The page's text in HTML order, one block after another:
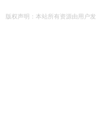
版权声明：本站所有资源由用户